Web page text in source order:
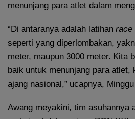
menunjang para atlet dalam
“Di antaranya adalah latihan race
seperti yang diperlombakan,
meter, maupun 3000 meter. Kita
baik untuk menunjang para atlet,
ajang nasional,” ucapnya,
Awang meyakini, tim asuhannya